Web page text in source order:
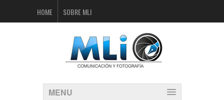
HOME SOBRE MLI
MENU